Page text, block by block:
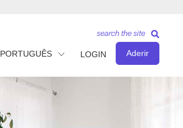
PORTUGUÊS LOGIN Aderir
search the site